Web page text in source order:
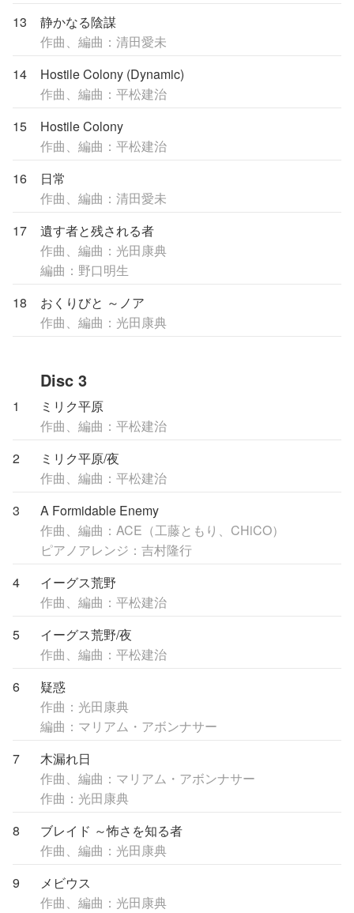
13
静かなる陰謀
作曲、編曲：清田愛未
14
Hostile Colony (Dynamic)
作曲、編曲：平松建治
15
Hostile Colony
作曲、編曲：平松建治
16
日常
作曲、編曲：清田愛未
17
遺す者と残される者
作曲、編曲：光田康典
編曲：野口明生
18
おくりびと ～ノア
作曲、編曲：光田康典
Disc 3
1
ミリク平原
作曲、編曲：平松建治
2
ミリク平原/夜
作曲、編曲：平松建治
3
A Formidable Enemy
作曲、編曲：ACE（工藤ともり、CHiCO）
ピアノアレンジ：吉村隆行
4
イーグス荒野
作曲、編曲：平松建治
5
イーグス荒野/夜
作曲、編曲：平松建治
6
疑惑
作曲：光田康典
編曲：マリアム・アボンナサー
7
木漏れ日
作曲、編曲：マリアム・アボンナサー
作曲：光田康典
8
ブレイド ～怖さを知る者
作曲、編曲：光田康典
9
メビウス
作曲、編曲：光田康典